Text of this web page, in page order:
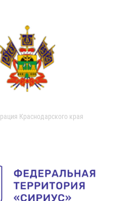
Краснодарского края